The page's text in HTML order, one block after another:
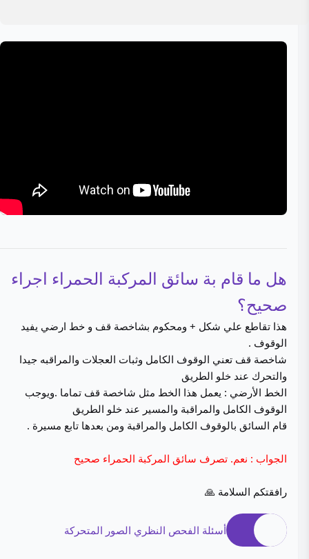
هل ما قام بة سائق المركبة الحمراء اجراء
صحيح؟
هذا تقاطع علي شكل + ومحكوم بشاخصة قف و خط ارضي يفيد
الوقوف .
شاخصة قف تعني الوقوف الكامل وثبات العجلات والمراقبه جيدا
والتحرك عند خلو الطريق
الخط الأرضي : يعمل هذا الخط مثل شاخصة قف تماما .ويوجب
الوقوف الكامل والمراقبة والمسير عند خلو الطريق
قام السائق بالوقوف الكامل والمراقبة ومن بعدها تابع مسيرة .
الجواب : نعم. تصرف سائق المركبة الحمراء صحيح
رافقتكم السلامة 🙏
أسئلة الفحص النظري الصور المتحركة